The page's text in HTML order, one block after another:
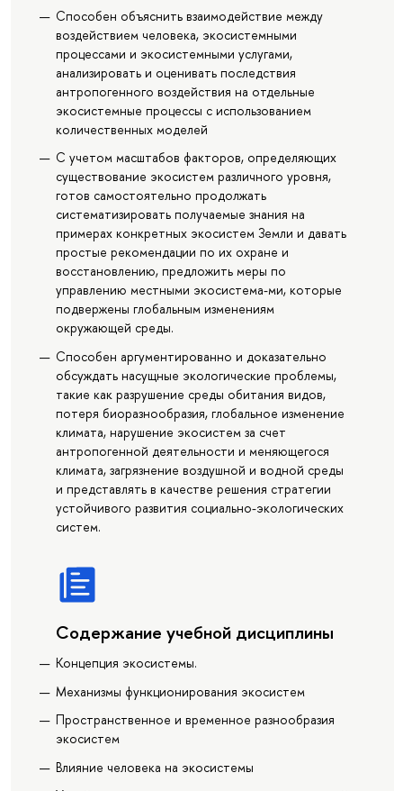
Способен объяснить взаимодействие между
воздействием человека, экосистемными
процессами и экосистемными услугами,
анализировать и оценивать последствия
антропогенного воздействия на отдельные
экосистемные процессы с использованием
количественных моделей
С учетом масштабов факторов, определяющих
существование экосистем различного уровня,
готов самостоятельно продолжать
систематизировать получаемые знания на
примерах конкретных экосистем Земли и давать
простые рекомендации по их охране и
восстановлению, предложить меры по
управлению местными экосистема-ми, которые
подвержены глобальным изменениям
окружающей среды.
Способен аргументированно и доказательно
обсуждать насущные экологические проблемы,
такие как разрушение среды обитания видов,
потеря биоразнообразия, глобальное изменение
климата, нарушение экосистем за счет
антропогенной деятельности и меняющегося
климата, загрязнение воздушной и водной среды
и представлять в качестве решения стратегии
устойчивого развития социально-экологических
систем.
Содержание учебной дисциплины
Концепция экосистемы.
Механизмы функционирования экосистем
Пространственное и временное разнообразия
экосистем
Влияние человека на экосистемы